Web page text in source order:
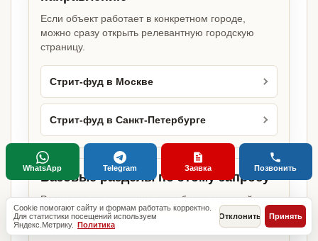
Если объект работает в конкретном городе,
можно сразу открыть релевантную городскую
страницу.
Стрит-фуд в Москве
Стрит-фуд в Санкт-Петербурге
Базовые разделы по этому запросу
Родительские страницы дают более широкий
обзор услуги, объекта или региона без лишних
переходов.
Cookie помогают сайту и формам работать корректно.
Для статистики посещений используем
Яндекс.Метрику. Политика
Отклонить Принять
WhatsApp Telegram Заявка Позвонить